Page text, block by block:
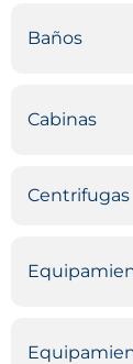
Baños
Cabinas
Centrifugas